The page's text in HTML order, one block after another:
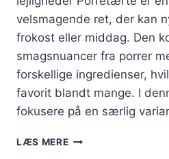
velsmagende ret, der kan
frokost eller middag. Den
smagsnuancer fra porrer
forskellige ingredienser,
favorit blandt mange. I
fokusere på en særlig
LÆS MEREPORRETÆRTE